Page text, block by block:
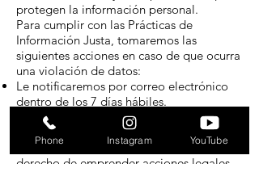
protegen la información personal.
Para cumplir con las Prácticas de
Información Justa, tomaremos las
siguientes acciones en caso de que ocurra
una violación de datos:
Le notificaremos por correo electrónico
dentro de los 7 días hábiles.
También estamos de acuerdo con el
principio de "Redress Individual" que
exige que los individuos tengan el
derecho de emprender acciones legales
Phone Instagram YouTube